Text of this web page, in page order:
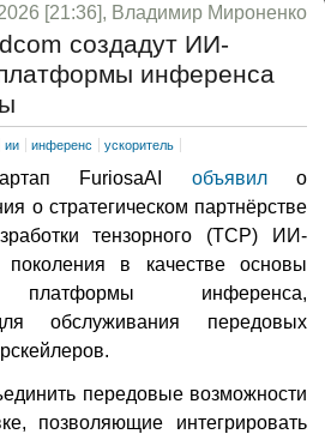
[21:36], Владимир Мироненко
создадут ИИ-
инференса
ии инференс ускоритель
FuriosaAI объявило
о стратегическом партнёрстве
тензорного (TCP) ИИ-
поколения в качестве основы
платформы инференса,
обслуживания передовых
передовые возможности
позволяющие интегрировать